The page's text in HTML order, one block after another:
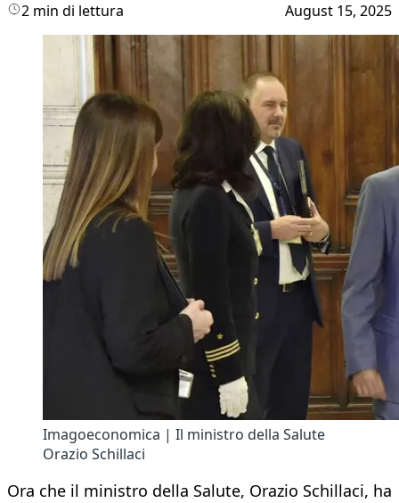
2 min di lettura August 15, 2025
Imagoeconomica | Il ministro della Salute
Orazio Schillaci
Ora che il ministro della Salute, Orazio Schillaci, ha